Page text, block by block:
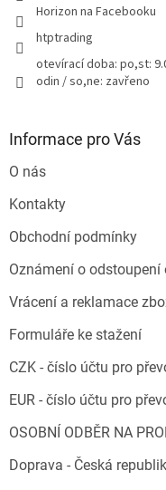
Horizon na Facebooku
htptrading
otevírací doba: po,st:
odin / so,ne: zavřeno
Informace pro Vás
O nás
Kontakty
Obchodní podmínky
Oznámení o
Vrácení a reklamace
Formuláře ke stažení
CZK - číslo účtu pro
EUR - číslo účtu pro
OSOBNÍ ODBĚR NA
Doprava - Česká